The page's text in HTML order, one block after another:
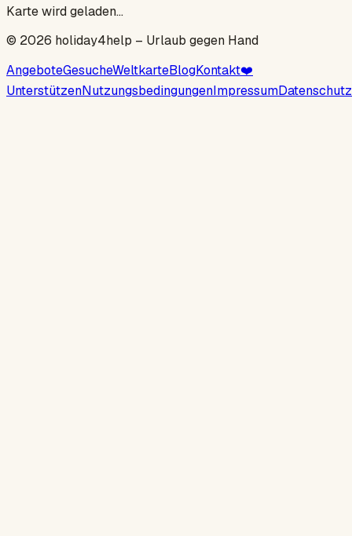
Karte wird geladen…
© 2026 holiday4help – Urlaub gegen Hand
AngeboteGesucheWeltkarteBlogKontakt❤️
UnterstützenNutzungsbedingungenImpressumDatenschutz